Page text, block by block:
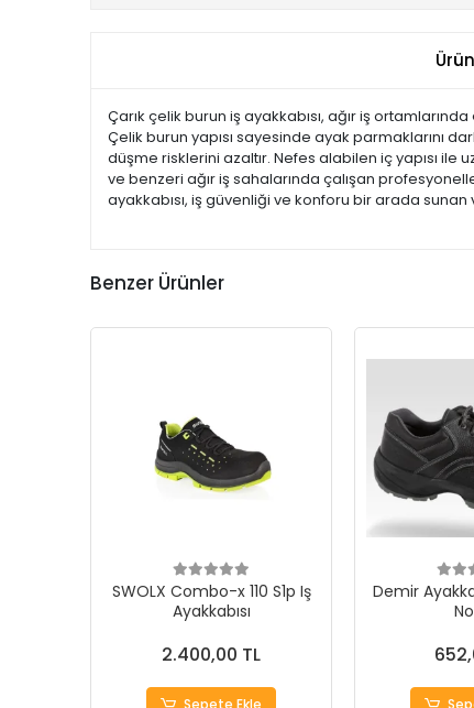
Çarık çelik burun iş ayakkabısı, ağır iş
Çelik burun yapısı sayesinde ayak parmaklarını
düşme risklerini azaltır. Nefes alabilen iç yapısı
ve benzeri ağır iş sahalarında çalışan
ayakkabısı, iş güvenliği ve konforu bir arada
Benzer Ürünler
SWOLX Combo-x 110 S1p Iş
Ayakkabısı
2.400,00 TL
Sepete Ekle
Demir